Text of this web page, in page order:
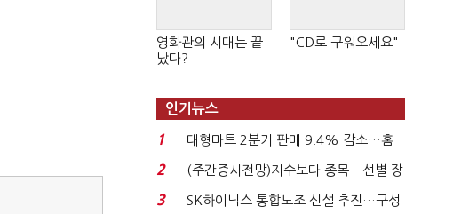
영화관의 시대는 끝
났다?
"CD로 구워오세요"
인기뉴스
1
대형마트 2분기 판매 9.4% 감소…홈
플러스 사태 여파...
2
(주간증시전망)지수보다 종목…선별 장
세 이어진다...
3
SK하이닉스 통합노조 신설 추진…구성